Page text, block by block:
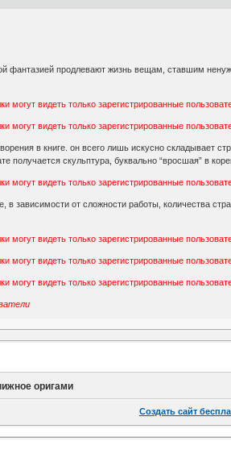
фантазией продлевают жизнь вещам, ставшим
могут видеть только зарегистрированные
могут видеть только зарегистрированные
в книге. он всего лишь искусно складывает
получается скульптура, буквально “вросшая” в
могут видеть только зарегистрированные
зависимости от сложности работы, количества
могут видеть только зарегистрированные
могут видеть только зарегистрированные
могут видеть только зарегистрированные
оригами
Создать сайт